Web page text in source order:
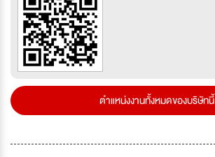
ตำแหน่งงานทั้งหมดของบริษัทนี้